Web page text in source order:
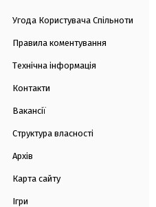
Угода Користувача Спільноти
Правила коментування
Технічна інформація
Контакти
Вакансії
Структура власності
Архів
Карта сайту
Ігри